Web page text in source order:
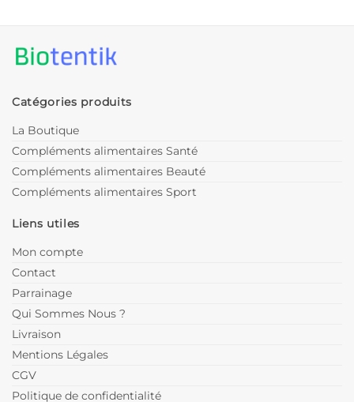
Catégories produits
La Boutique
Compléments alimentaires Santé
Compléments alimentaires Beauté
Compléments alimentaires Sport
Liens utiles
Mon compte
Contact
Parrainage
Qui Sommes Nous ?
Livraison
Mentions Légales
CGV
Politique de confidentialité